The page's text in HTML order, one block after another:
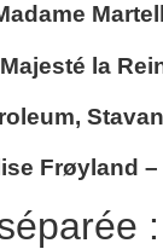
la
Frøyland
: